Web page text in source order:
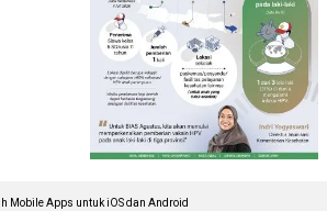
Mobile Apps untuk iOS dan Android